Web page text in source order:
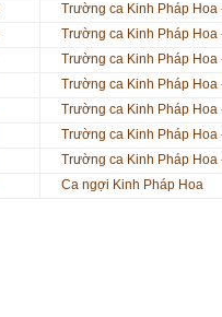
Trường ca Kinh Pháp Hoa
Trường ca Kinh Pháp Hoa
Trường ca Kinh Pháp Hoa
Trường ca Kinh Pháp Hoa
Trường ca Kinh Pháp Hoa
Trường ca Kinh Pháp Hoa
Trường ca Kinh Pháp Hoa
Ca ngợi Kinh Pháp Hoa